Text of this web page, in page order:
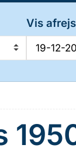
Vis